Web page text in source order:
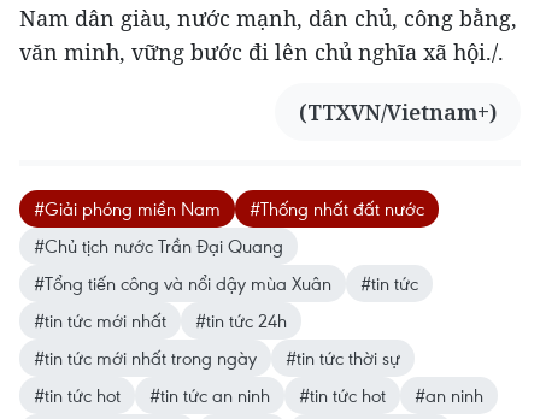
Nam dân giàu, nước mạnh, dân chủ, công bằng,
văn minh, vững bước đi lên chủ nghĩa xã hội./.
(TTXVN/Vietnam+)
#Giải phóng miền Nam
#Thống nhất đất nước
#Chủ tịch nước Trần Đại Quang
#Tổng tiến công và nổi dậy mùa Xuân
#tin tức
#tin tức mới nhất
#tin tức 24h
#tin tức mới nhất trong ngày
#tin tức thời sự
#tin tức hot
#tin tức an ninh #tin tức hot
#an ninh